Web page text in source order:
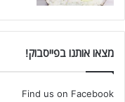
מצאו אותנו בפייסבוק!
Find us on Facebook